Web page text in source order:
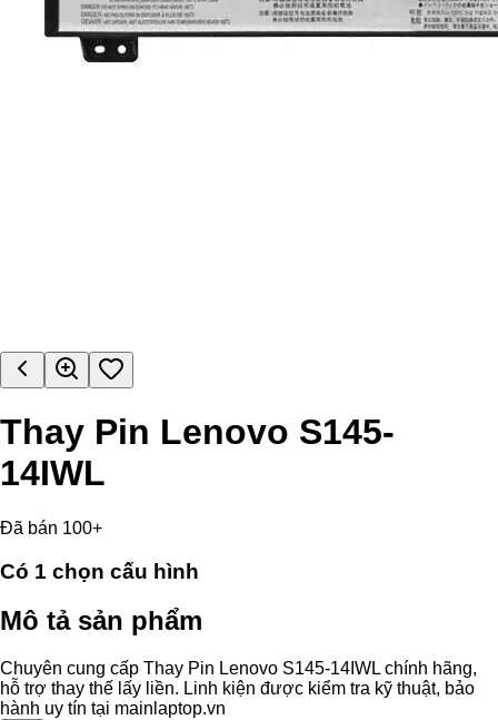
Thay Pin Lenovo S145-
14IWL
Đã bán 100+
Có 1 chọn cấu hình
Mô tả sản phẩm
Chuyên cung cấp Thay Pin Lenovo S145-14IWL chính hãng,
hỗ trợ thay thế lấy liền. Linh kiện được kiểm tra kỹ thuật, bảo
hành uy tín tại mainlaptop.vn